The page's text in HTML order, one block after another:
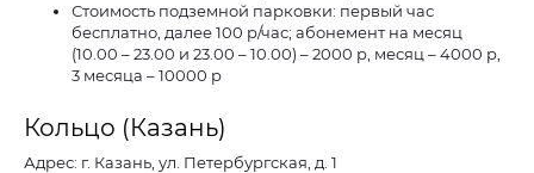
Стоимость подземной парковки: первый час
бесплатно, далее 100 р/час; абонемент на месяц
(10.00 – 23.00 и 23.00 – 10.00) – 2000 р, месяц – 4000 р,
3 месяца – 10000 р
Кольцо (Казань)
Адрес: г. Казань, ул. Петербургская, д. 1